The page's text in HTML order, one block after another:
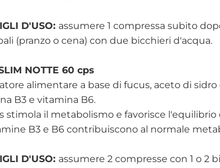
D'USO: assumere 1 compressa subito
(pranzo o cena) con due bicchieri d'acqua.
NOTTE 60 cps
alimentare a base di fucus, aceto di
B3 e vitamina B6.
stimola il metabolismo e favorisce l'equilibrio
B3 e B6 contribuiscono al normale
D'USO: assumere 2 compresse con 1 o 2